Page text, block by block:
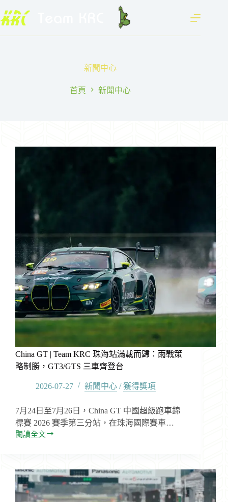
至
新聞中心
首頁 新聞中心
China GT | Team KRC 珠海站滿載而歸：雨戰策
略制勝，GT3/GTS 三車齊登台
2026-07-27 新聞中心 /獲得獎項
7月24日至7月26日，China GT 中國超級跑車錦
標賽 2026 賽季第三分站，在珠海國際賽車…
閱讀全文
China
KRC
珠
海